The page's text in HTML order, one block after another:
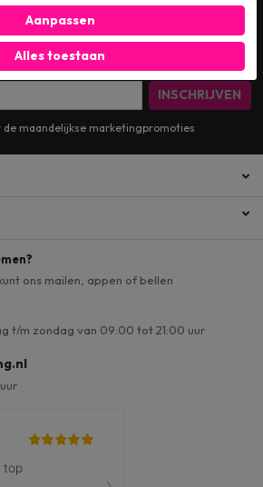
hoogte blijven? Schrijf je dan in voor
nieuwsbrief!
INSCHRIJVEN
de maandelijkse marketingpromoties
ons mailen, appen of bellen
t/m zondag van 09:00 tot 21:00 uur
Aanpassen
Alles toestaan